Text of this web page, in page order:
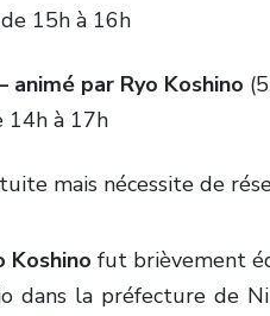
15h à 16h
par Ryo Koshino
14h à 17h
mais nécessite de
Koshino fut brièvement
dans la préfecture de